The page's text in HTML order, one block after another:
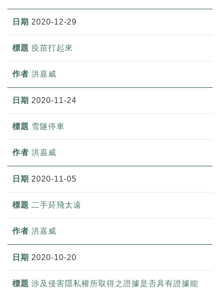
2020-12-29
疫苗打起來
洪嘉威
2020-11-24
雪隧停車
洪嘉威
2020-11-05
二手菸飛太遠
洪嘉威
2020-10-20
涉及侵害隱私權所取得之證據是否具有證據能